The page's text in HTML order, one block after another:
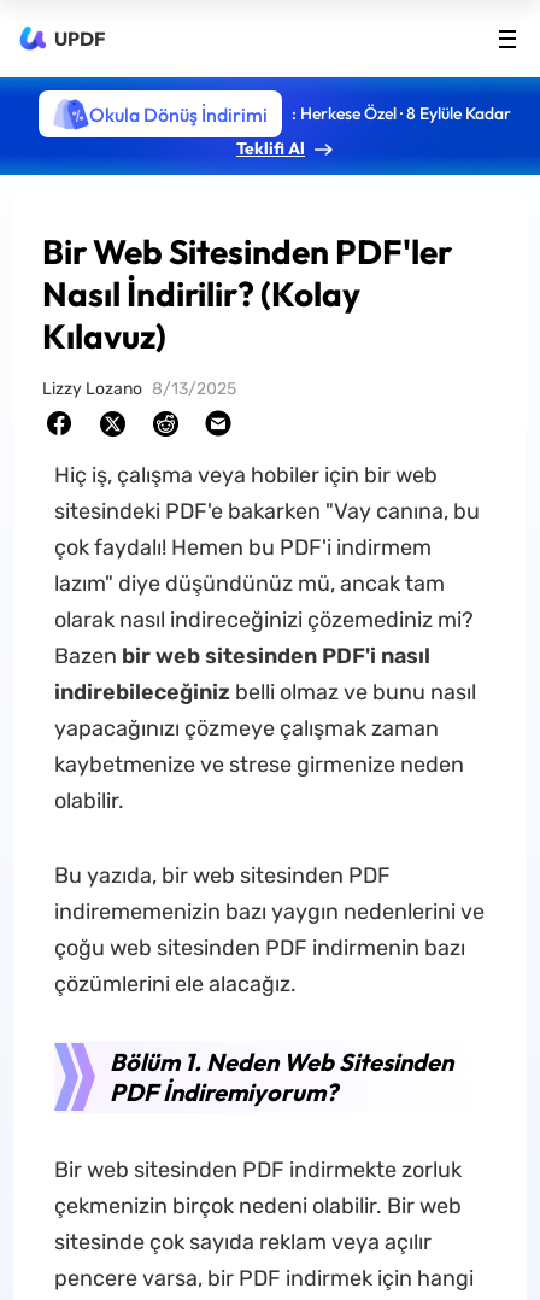
UPDF
Okula Dönüş İndirimi
: Herkese Özel · 8 Eylüle Kadar
Teklifi Al
Bir Web Sitesinden PDF'ler
Nasıl İndirilir? (Kolay
Kılavuz)
Lizzy Lozano 8/13/2025
Hiç iş, çalışma veya hobiler için bir web
sitesindeki PDF'e bakarken "Vay canına, bu
çok faydalı! Hemen bu PDF'i indirmem
lazım" diye düşündünüz mü, ancak tam
olarak nasıl indireceğinizi çözemediniz mi?
Bazen bir web sitesinden PDF'i nasıl
indirebileceğiniz belli olmaz ve bunu nasıl
yapacağınızı çözmeye çalışmak zaman
kaybetmenize ve strese girmenize neden
olabilir.
Bu yazıda, bir web sitesinden PDF
indirememenizin bazı yaygın nedenlerini ve
çoğu web sitesinden PDF indirmenin bazı
çözümlerini ele alacağız.
Bölüm 1. Neden Web Sitesinden
PDF İndiremiyorum?
Bir web sitesinden PDF indirmekte zorluk
çekmenizin birçok nedeni olabilir. Bir web
sitesinde çok sayıda reklam veya açılır
pencere varsa, bir PDF indirmek için hangi